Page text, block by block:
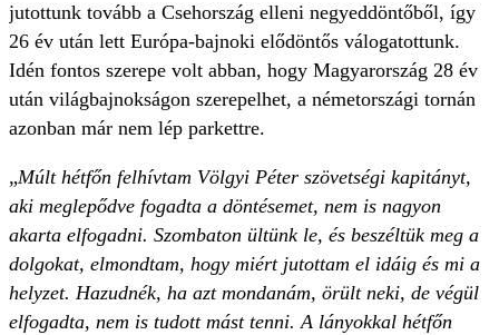
jutottunk tovább a Csehország elleni negyeddöntőből, így
26 év után lett Európa-bajnoki elődöntős válogatottunk.
Idén fontos szerepe volt abban, hogy Magyarország 28 év
után világbajnokságon szerepelhet, a németországi tornán
azonban már nem lép parkettre.
„Múlt hétfőn felhívtam Völgyi Péter szövetségi kapitányt,
aki meglepődve fogadta a döntésemet, nem is nagyon
akarta elfogadni. Szombaton ültünk le, és beszéltük meg a
dolgokat, elmondtam, hogy miért jutottam el idáig és mi a
helyzet. Hazudnék, ha azt mondanám, örült neki, de végül
elfogadta, nem is tudott mást tenni. A lányokkal hétfőn